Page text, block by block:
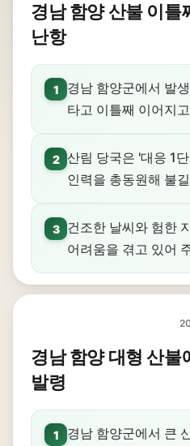
경남 함양 산불 이틀
난항
1
경남 함양군에서 발
타고 이틀째 이어지
2 산림 당국은 '대응 1
인력을 총동원해 불
3
건조한 날씨와 험한
어려움을 겪고 있어
경남 함양 대형 산불
발령
1
경남 함양군에서 큰